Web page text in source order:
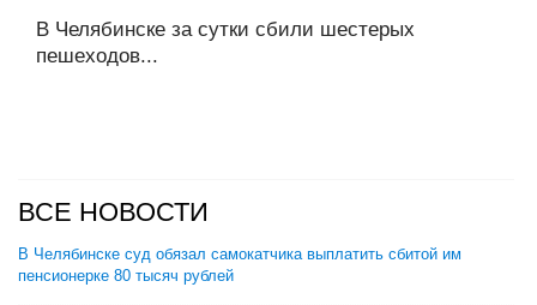
В Челябинске за сутки сбили шестерых
пешеходов...
ВСЕ НОВОСТИ
В Челябинске суд обязал самокатчика выплатить сбитой им
пенсионерке 80 тысяч рублей